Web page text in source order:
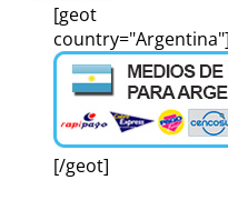
[geot
[/geot]